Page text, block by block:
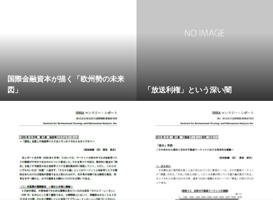
国際金融資本が描く「欧州勢の未来
図」
「放送利権」という深い闇